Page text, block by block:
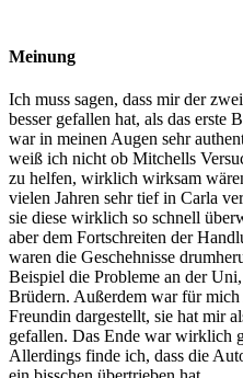
Meinung
Ich muss sagen, dass mir der
besser gefallen hat, als das erste
war in meinen Augen sehr
weiß ich nicht ob Mitchells
zu helfen, wirklich wirksam
vielen Jahren sehr tief in Carla
sie diese wirklich so schnell
aber dem Fortschreiten der
waren die Geschehnisse
Beispiel die Probleme an der
Brüdern. Außerdem war für
Freundin dargestellt, sie hat mir
gefallen. Das Ende war wirklich
Allerdings finde ich, dass die